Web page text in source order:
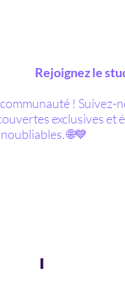
Rejoignez le
! Suivez-
exclusives et
🌐💙